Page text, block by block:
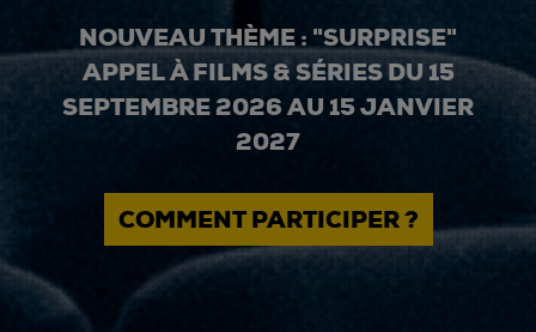
NOUVEAU THÈME : "SURPRISE"
APPEL À FILMS & SÉRIES DU 15
SEPTEMBRE 2026 AU 15 JANVIER
2027
COMMENT PARTICIPER ?